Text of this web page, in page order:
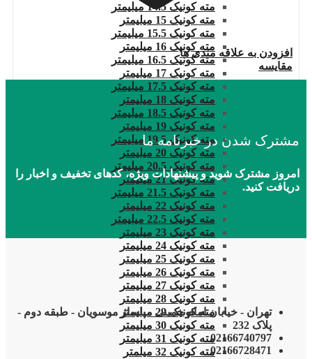
مته کونیک 14.5 میلیمتر
مته کونیک 15 میلیمتر
مته کونیک 15.5 میلیمتر
مته کونیک 16 میلیمتر
مته کونیک 16.5 میلیمتر
مته کونیک 17 میلیمتر
مته کونیک 17.5 میلیمتر
مته کونیک 18 میلیمتر
مته کونیک 18.5 میلیمتر
مته کونیک 19 میلیمتر
مته کونیک 19.5 میلیمتر
مته کونیک 20 میلیمتر
مته کونیک 20.5 میلیمتر
مته کونیک 21 میلیمتر
مته کونیک 21.5 میلیمتر
مته کونیک 22 میلیمتر
مته کونیک 22.5 میلیمتر
مته کونیک 23 میلیمتر
مته کونیک 24 میلیمتر
مته کونیک 25 میلیمتر
مته کونیک 26 میلیمتر
مته کونیک 27 میلیمتر
مته کونیک 28 میلیمتر
مته کونیک 29 میلیمتر
مته کونیک 30 میلیمتر
مته کونیک 31 میلیمتر
مته کونیک 32 میلمتر
افزودن به علاقه مندی ها
مقایسه
مشترک شدن در خبرنامه ما
امروز مشترک شوید و پیشنهادات ویژه، کدهای تخفیف و اخبار را
دریافت کنید.
تهران - خیابان امام خمینی - پاساژ موسویان - طبقه دوم -
پلاک 232
02166740797
02166728471